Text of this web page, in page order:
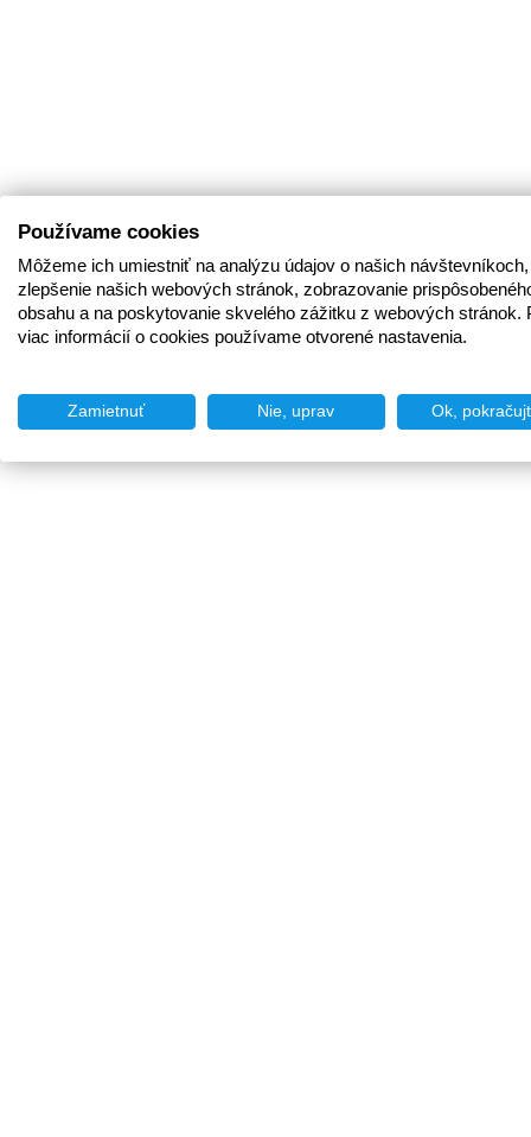
Používame cookies
Môžeme ich umiestniť na analýzu údajov o našich
zlepšenie našich webových stránok, zobrazovanie
obsahu a na poskytovanie skvelého zážitku z webových stránok.
viac informácií o cookies používame otvorené nastavenia.
Zamietnuť Nie, uprav Ok,